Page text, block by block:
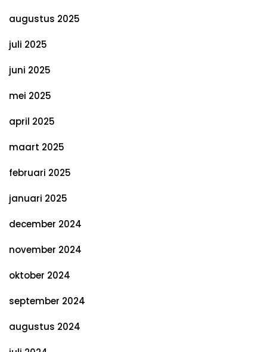
augustus 2025
juli 2025
juni 2025
mei 2025
april 2025
maart 2025
februari 2025
januari 2025
december 2024
november 2024
oktober 2024
september 2024
augustus 2024